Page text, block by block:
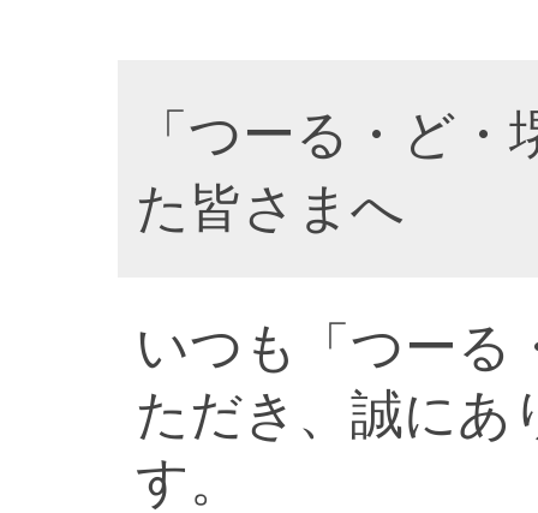
「つーる・ど
た皆さまへ
いつも「つーる
ただき、誠にあ
す。